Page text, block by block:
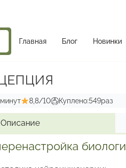
Главная Блог Новинки
8,8/10 Куплено:549раз
Описание